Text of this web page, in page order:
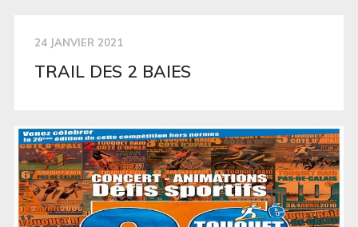
24 JANVIER 2021
TRAIL DES 2 BAIES